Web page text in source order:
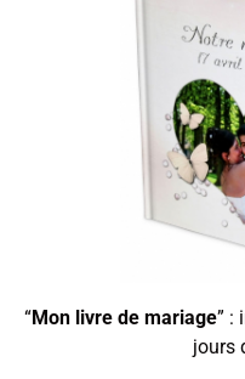
“Mon livre de mariage” :
jours